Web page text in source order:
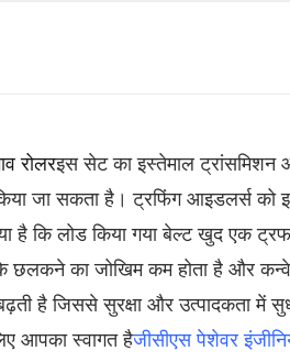
रोलरइस सेट का इस्तेमाल ट्रांसमिशन
जा सकता है। ट्रफिंग आइडलर्स को
है कि लोड किया गया बेल्ट खुद एक
छलकने का जोखिम कम होता है और
है जिससे सुरक्षा और उत्पादकता में
आपका स्वागत हैजीसीएस पेशेवर